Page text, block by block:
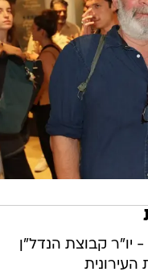
יו"ר קבוצת הנדל"ן